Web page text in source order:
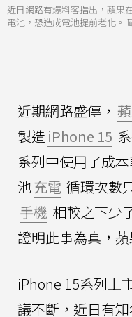
近日網路有爆料客指出，蘋果
電池，恐造成電池提前老化。
近期網路盛傳，
製造 iPhone 15
系列中使用了成
池充電 循環次數
手機 相較之下少
證明此事為真，
iPhone 15系列上
議不斷，近日有